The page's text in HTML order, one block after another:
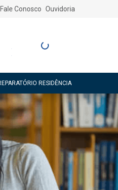
Fale Conosco Ouvidoria
Entre ou Cadastre-
RESIDÊNCIA